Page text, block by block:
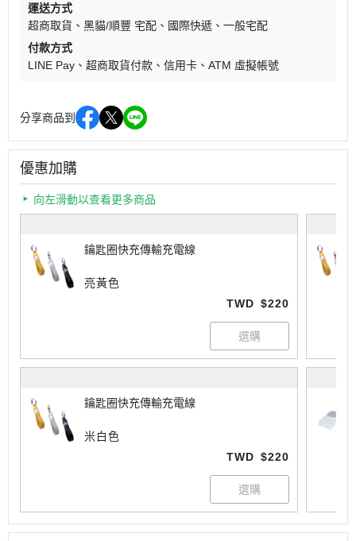
運送方式
超商取貨
黑貓/順豐 宅配 國際快遞
一般宅配
付款方式
LINE Pay
超商取貨付款 信用卡 ATM 虛擬帳號
分享商品到
優惠加購
向左滑動以查看更多商品
鑰匙圈快充傳輸充電線
亮黃色
TWD $220
鑰匙圈快充傳輸充電線
米白色
TWD $220